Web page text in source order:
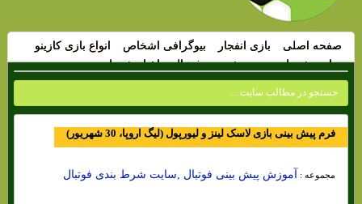
صفحه اصلی بازی انفجار بیوگرافی اشخاص
انواع بازی کازینو
سایت شرط بندی
پیش بینی فوتبال اخبار شرط بندی
فرم پیش بینی بازی لاسک لینز و لیورپول (لیگ اروپا، 30 شهریور)
مجموعه : آموزش پیش بینی فوتبال ,سایت شرط بندی فوتبال